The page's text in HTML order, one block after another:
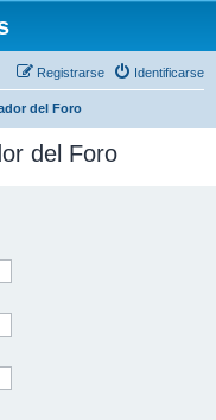
Identificarse
Registrarse
del Foro
del Foro